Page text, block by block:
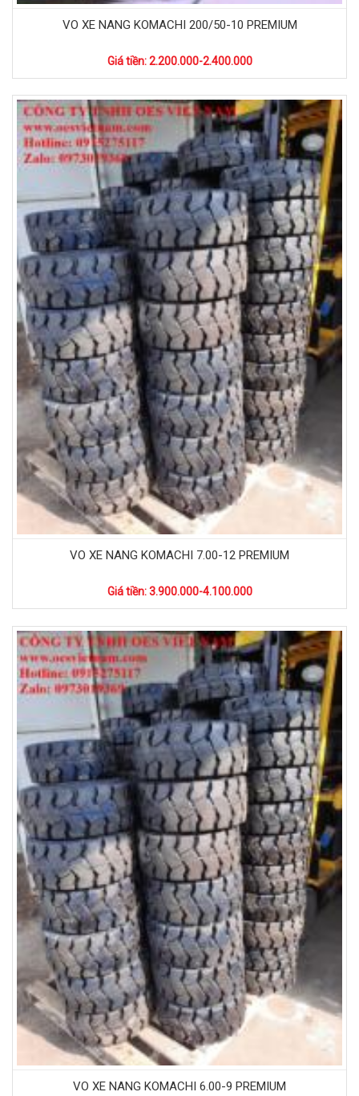
VO XE NANG KOMACHI 200/50-10 PREMIUM
Giá tiền: 2.200.000-2.400.000
VO XE NANG KOMACHI 7.00-12 PREMIUM
Giá tiền: 3.900.000-4.100.000
VO XE NANG KOMACHI 6.00-9 PREMIUM